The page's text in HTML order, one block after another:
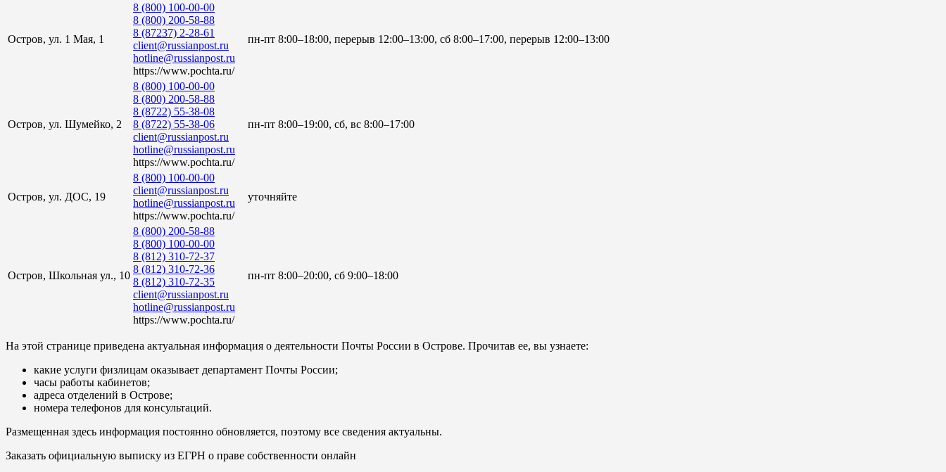
Остров, ул. 1 Мая, 1
8 (800) 100-00-00
8 (800) 200-58-88
8 (87237) 2-28-61
client@russianpost.ru
hotline@russianpost.ru
https://www.pochta.ru/
пн-пт 8:00–18:00, перерыв 12:00–13:00, сб 8:00–17:00, перерыв 12:00–13:00
Остров, ул. Шумейко, 2
8 (800) 100-00-00
8 (800) 200-58-88
8 (8722) 55-38-08
8 (8722) 55-38-06
client@russianpost.ru
hotline@russianpost.ru
https://www.pochta.ru/
пн-пт 8:00–19:00, сб, вс 8:00–17:00
Остров, ул. ДОС, 19
8 (800) 100-00-00
client@russianpost.ru
hotline@russianpost.ru
https://www.pochta.ru/
уточняйте
Остров, Школьная ул., 10
8 (800) 200-58-88
8 (800) 100-00-00
8 (812) 310-72-37
8 (812) 310-72-36
8 (812) 310-72-35
client@russianpost.ru
hotline@russianpost.ru
https://www.pochta.ru/
пн-пт 8:00–20:00, сб 9:00–18:00
На этой странице приведена актуальная информация о деятельности Почты России в Острове. Прочитав ее, вы узнаете:
какие услуги физлицам оказывает департамент Почты России;
часы работы кабинетов;
адреса отделений в Острове;
номера телефонов для консультаций.
Размещенная здесь информация постоянно обновляется, поэтому все сведения актуальны.
Заказать официальную выписку из ЕГРН о праве собственности онлайн